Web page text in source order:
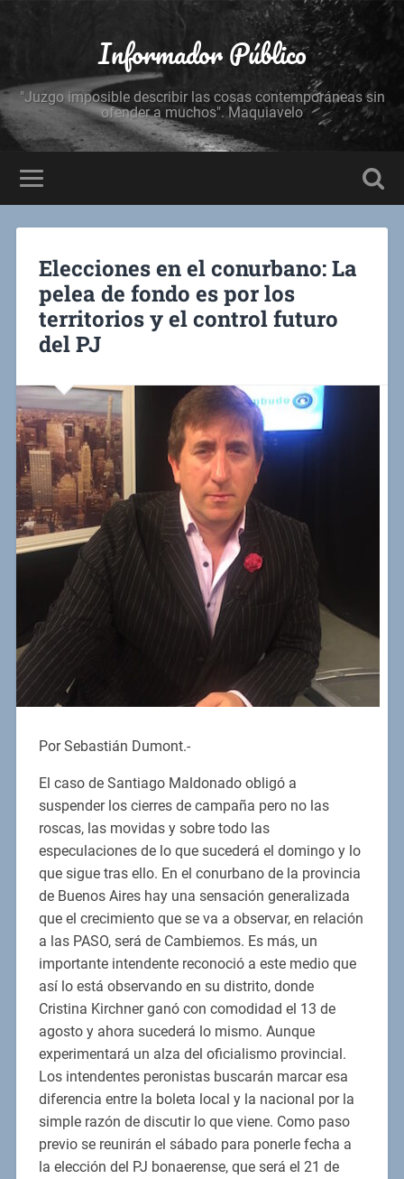
Informador Público
"Juzgo imposible describir las cosas contemporáneas sin
ofender a muchos". Maquiavelo
Elecciones en el conurbano: La
pelea de fondo es por los
territorios y el control futuro
del PJ
Por Sebastián Dumont.-
El caso de Santiago Maldonado obligó a
suspender los cierres de campaña pero no las
roscas, las movidas y sobre todo las
especulaciones de lo que sucederá el domingo y lo
que sigue tras ello. En el conurbano de la provincia
de Buenos Aires hay una sensación generalizada
que el crecimiento que se va a observar, en relación
a las PASO, será de Cambiemos. Es más, un
importante intendente reconoció a este medio que
así lo está observando en su distrito, donde
Cristina Kirchner ganó con comodidad el 13 de
agosto y ahora sucederá lo mismo. Aunque
experimentará un alza del oficialismo provincial.
Los intendentes peronistas buscarán marcar esa
diferencia entre la boleta local y la nacional por la
simple razón de discutir lo que viene. Como paso
previo se reunirán el sábado para ponerle fecha a
la elección del PJ bonaerense, que será el 21 de